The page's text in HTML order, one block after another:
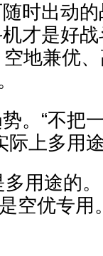
时出动
才是好
地兼优
。“不把
际上多用
用途的
空优专用